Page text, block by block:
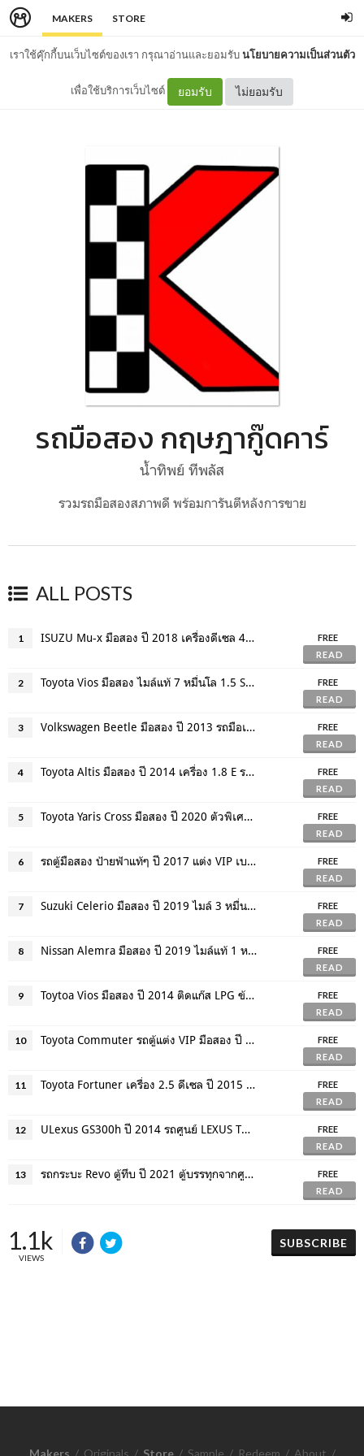
MAKERS STORE
เราใช้คุ๊กกี้บนเว็บไซต์ของเรา กรุณาอ่านและยอมรับนโยบายความเป็นส่วนตัว
เพื่อใช้บริการเว็บไซต์ ยอมรับ ไม่ยอมรับ
รถมือสอง กฤษฎากู๊ดคาร์
น้ำทิพย์ ทีพลัส
รวมรถมือสองสภาพดี พร้อมการันตีหลังการขาย
ALL POSTS
1 ISUZU Mu-x มือสอง ปี 2018 เครื่องดีเซล 4WD ตัวท็อปสุด ฟรีดาวน์ ดอกเบี้ยพิเศษ
FREE
READ
2 Toyota Vios มือสอง ไมล์แท้ 7 หมื่นโล 1.5 S ไมเนอร์เชนจ์ หน้าใหม่ ฟรีดาวน์
FREE
READ
3 Volkswagen Beetle มือสอง ปี 2013 รถมือเดียวออกห้าง ไมล์แท้ 4 หมื่นโล
FREE
READ
4 Toyota Altis มือสอง ปี 2014 เครื่อง 1.8 E รถบ้านแท้ๆ ไม่ใช้ Taxi ถอดป้าย
FREE
READ
5 Toyota Yaris Cross มือสอง ปี 2020 ตัวพิเศษแต่งพิเศษจากศูนย์ ผลิตจำนวนจำกัด
FREE
READ
6 รถตู้มือสอง ป้ายฟ้าแท้ๆ ปี 2017 แต่ง VIP เบาะ 8 ที่นั่ง ฟรีดาวน์ ดอกเบี้ยพิเศษ
FREE
READ
7 Suzuki Celerio มือสอง ปี 2019 ไมล์ 3 หมื่นโล มือเดียว น้อตไม่เคยขยับ ไม่เคยทำสี
FREE
READ
8 Nissan Alemra มือสอง ปี 2019 ไมล์แท้ 1 หมื่นโล E Sportech แต่งพิเศษจากศูนย์
FREE
READ
9 Toytoa Vios มือสอง ปี 2014 ติดแก๊ส LPG ข้าศูนย์ตลอดทุกระยะ ไม่เคยขาด
FREE
READ
10 Toyota Commuter รถตู้แต่ง VIP มือสอง ปี 2016 ป้ายฟ้าแท้ๆ จัดไฟแนนซ์ได้
FREE
READ
11 Toyota Fortuner เครื่อง 2.5 ดีเซล ปี 2015 หน้าแชมป์ ตัวท๊อปสุดของรุ่น ฟรีดาวน์
FREE
READ
12 ULexus GS300h ปี 2014 รถศูนย์ LEXUS THAILAND แท้ ตัวท๊อปสุด จัดไฟแนนซ์ได้ntitled
FREE
READ
13 รถกระบะ Revo ตู้ทึบ ปี 2021 ตู้บรรทุกจากศูนย์ สังทำขนาดพิเศษ เปิดข้างได้
FREE
READ
1.1k
VIEWS
SUBSCRIBE
Makers / Originals / Store / Sample / Redeem / About /